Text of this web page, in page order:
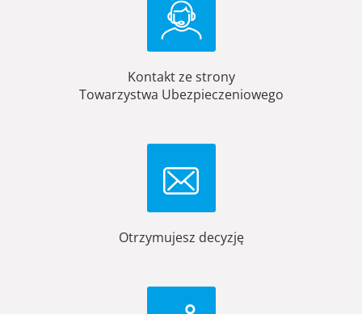
Kontakt ze strony
Towarzystwa Ubezpieczeniowego
Otrzymujesz decyzję